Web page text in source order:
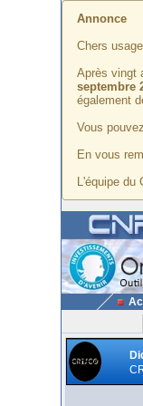
Annonce
Chers
Après vingt
septembre
également
Vous
En vous
L'équipe du